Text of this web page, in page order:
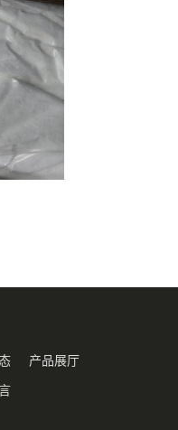
产品展厅